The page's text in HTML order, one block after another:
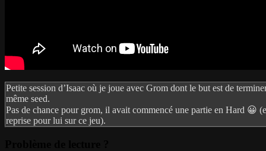
Petite session d’Isaac où je joue avec Grom dont le but est de
même seed.
Pas de chance pour grom, il avait commencé une partie en Hard 😀
reprise pour lui sur ce jeu).